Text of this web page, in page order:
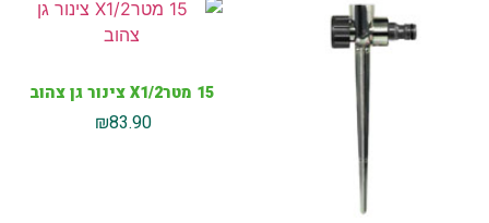
15 מטרX1/2 צינור גן צהוב
₪83.90